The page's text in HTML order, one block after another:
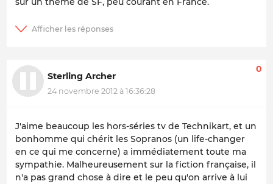
Sterling Archer
24 novembre 2012 à 16:36:28
0
J'aime beaucoup les hors-séries tv de Technikart, et un
bonhomme qui chérit les Sopranos (un life-changer
en ce qui me concerne) a immédiatement toute ma
sympathie. Malheureusement sur la fiction française, il
n'a pas grand chose à dire et le peu qu'on arrive à lui